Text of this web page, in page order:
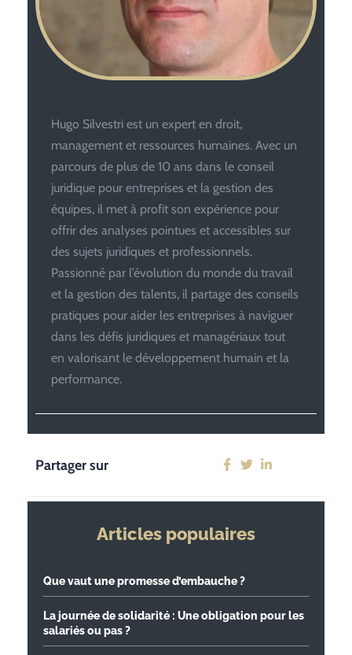
Hugo Silvestri est un expert en droit,
management et ressources humaines. Avec un
parcours de plus de 10 ans dans le conseil
juridique pour entreprises et la gestion des
équipes, il met à profit son expérience pour
offrir des analyses pointues et accessibles sur
des sujets juridiques et professionnels.
Passionné par l’évolution du monde du travail
et la gestion des talents, il partage des conseils
pratiques pour aider les entreprises à naviguer
dans les défis juridiques et managériaux tout
en valorisant le développement humain et la
performance.
Partager sur
Articles populaires
Que vaut une promesse d’embauche ?
La journée de solidarité : Une obligation pour les
salariés ou pas ?